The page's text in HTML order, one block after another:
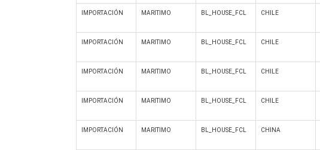
IMPORTACIÓN MARITIMO BL_HOUSE_FCL CHILE
IMPORTACIÓN MARITIMO BL_HOUSE_FCL CHILE
IMPORTACIÓN MARITIMO BL_HOUSE_FCL CHILE
IMPORTACIÓN MARITIMO BL_HOUSE_FCL CHILE
IMPORTACIÓN MARITIMO BL_HOUSE_FCL CHINA